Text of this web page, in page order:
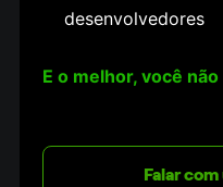
desenvolvedores
E o melhor, você
Falar